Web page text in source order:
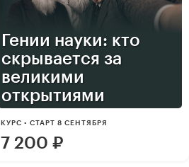
Гении науки: кто
скрывается за
великими
открытиями
КУРС • СТАРТ 8 СЕНТЯБРЯ
7 200 ₽